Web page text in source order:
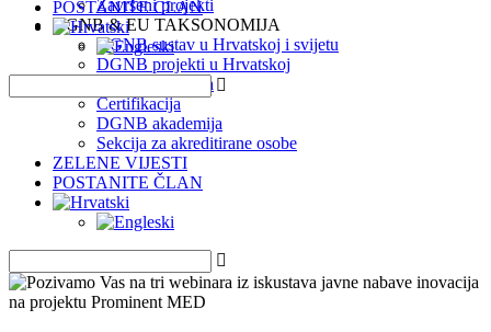
Završeni projekti
DGNB & EU TAKSONOMIJA
DGNB sustav u Hrvatskoj i svijetu
DGNB projekti u Hrvatskoj
EU Taksonomija
Certifikacija
DGNB akademija
Sekcija za akreditirane osobe
ZELENE VIJESTI
POSTANITE ČLAN
POSTANITE ČLAN